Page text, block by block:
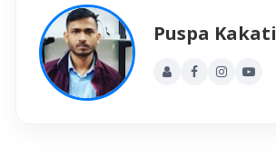
Puspa Kakati